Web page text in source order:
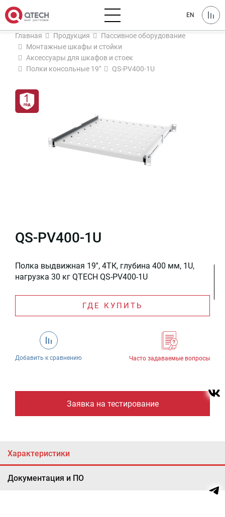
EN
Главная Продукция
Пассивное оборудование
Монтажные шкафы и стойки
Аксессуары для шкафов и стоек
Полки консольные 19"
QS-PV400-1U
QS-PV400-1U
Полка выдвижная 19'', 4ТК, глубина 400 мм, 1U,
нагрузка 30 кг QTECH QS-PV400-1U
ГДЕ КУПИТЬ
Добавить к сравнению Часто задаваемые вопросы
Заявка на тестирование
Характеристики
Документация и ПО